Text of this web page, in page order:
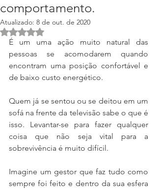
comportamento.
Atualizado: 8 de out. de 2020
Avaliado com NaN de 5 estrelas.
É um uma ação muito natural das
pessoas se acomodarem quando
encontram uma posição confortável e
de baixo custo energético.
Quem já se sentou ou se deitou em um
sofá na frente da televisão sabe o que é
isso. Levantar-se para fazer qualquer
coisa que não seja vital para a
sobrevivência é muito difícil.
Imagine um gestor que faz tudo como
sempre foi feito e dentro da sua esfera